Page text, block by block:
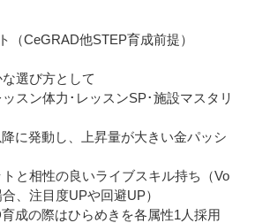
（CeGRAD他STEP育成前提）
選び方として
スン体力･レッスンSP･施設マスタリ
に発動し、上昇量が大きい金パッシ
と相性の良いライブスキル持ち（Vo
合、注目度UPや回避UP）
成の際はひらめきを各属性1人採用